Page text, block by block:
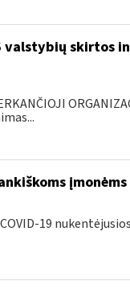
valstybių skirtos
19